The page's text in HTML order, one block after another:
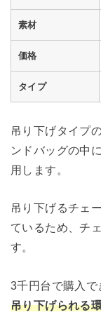
素材
価格
タイプ
吊り下げタイプ
ンドバッグの中
用します。
吊り下げるチェ
ているため、チ
す。
3千円台で購入
吊り下げられる